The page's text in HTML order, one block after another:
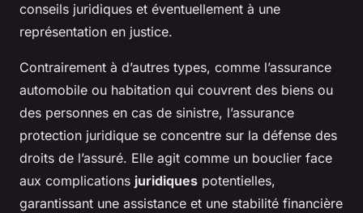
conseils juridiques et éventuellement à une
représentation en justice.
Contrairement à d’autres types, comme l’assurance
automobile ou habitation qui couvrent des biens ou
des personnes en cas de sinistre, l’assurance
protection juridique se concentre sur la défense des
droits de l’assuré. Elle agit comme un bouclier face
aux complications juridiques potentielles,
garantissant une assistance et une stabilité financière